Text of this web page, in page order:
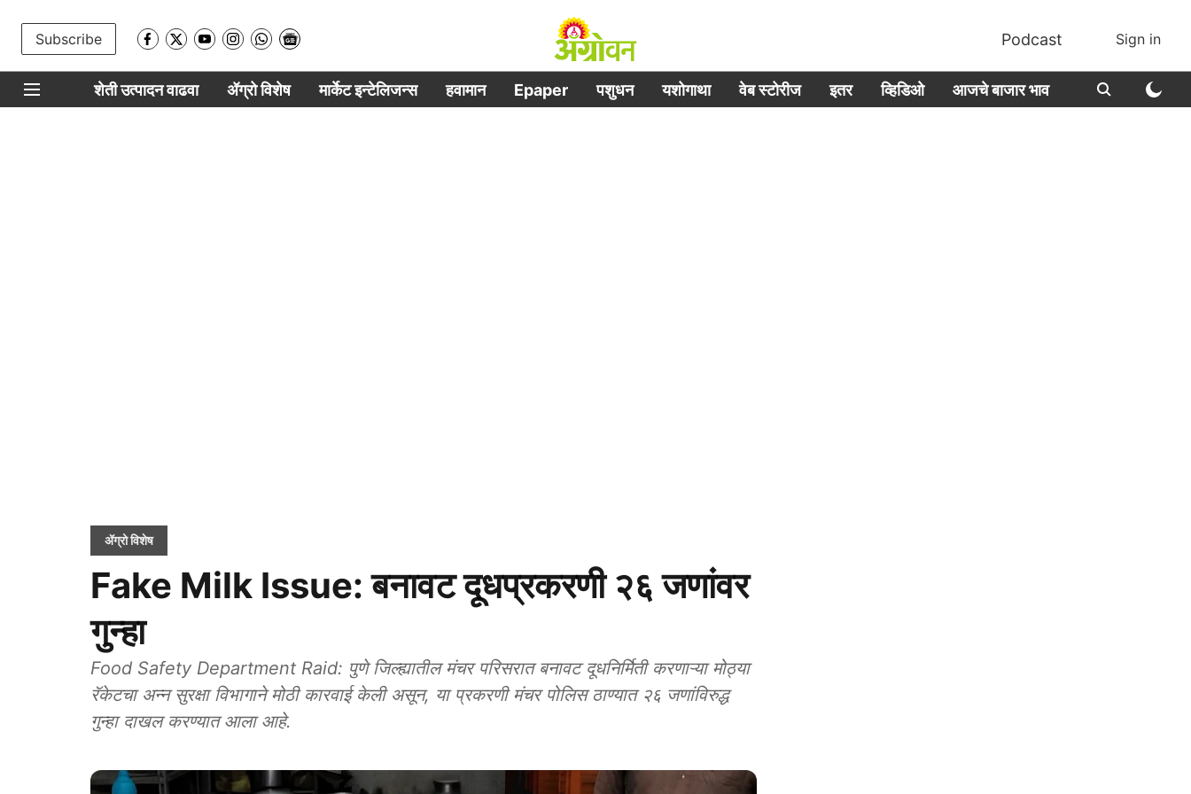
Subscribe Podcast Sign in
शेती उत्पादन वाढवा ॲग्रो विशेष मार्केट इन्टेलिजन्स हवामान Epaper पशुधन यशोगाथा वेब स्टोरीज इतर व्हिडिओ आजचे बाजार भाव
ॲग्रो विशेष
Fake Milk Issue: बनावट दूधप्रकरणी २६ जणांवर
गुन्हा
Food Safety Department Raid: पुणे जिल्ह्यातील मंचर परिसरात बनावट दूधनिर्मिती करणाऱ्या मोठ्या
रॅकेटचा अन्न सुरक्षा विभागाने मोठी कारवाई केली असून, या प्रकरणी मंचर पोलिस ठाण्यात २६ जणांविरुद्ध
गुन्हा दाखल करण्यात आला आहे.